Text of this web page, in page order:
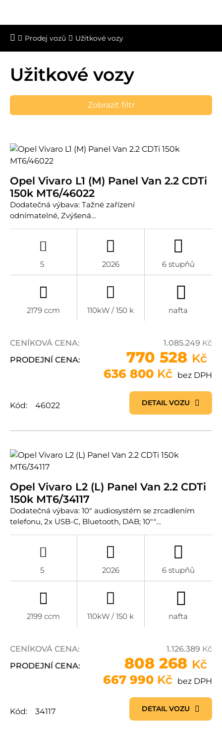
Prodej vozů Užitkové vozy
Užitkové vozy
Zobrazit filtr
Opel Vivaro L1 (M) Panel Van 2.2 CDTi
150k MT6/46022
Dodatečná výbava: Tažné zařízení
odnímatelné, Zvýšená…
5 2026 6 stupňů
2179 ccm 110kW / 150 k nafta
CENÍKOVÁ CENA: 1.085.249 Kč
PRODEJNÍ CENA:
770 528 Kč
636 800 Kč bez DPH
Kód: 46022 DETAIL VOZU
Opel Vivaro L2 (L) Panel Van 2.2 CDTi
150k MT6/34117
Dodatečná výbava: 10" audiosystém se zrcadlením
telefonu, 2x USB-C, Bluetooth, DAB; 10""…
5 2026 6 stupňů
2199 ccm 110kW / 150 k nafta
CENÍKOVÁ CENA: 1.126.389 Kč
PRODEJNÍ CENA:
808 268 Kč
667 990 Kč bez DPH
Kód: 34117 DETAIL VOZU